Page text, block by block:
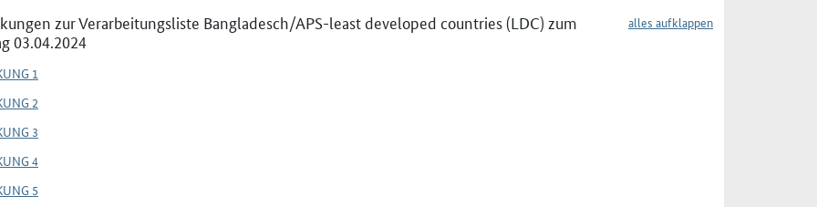
alles aufklappen
zur Verarbeitungsliste Bangladesch/APS-least developed countries (LDC) zum
03.04.2024
1
2
3
4
5